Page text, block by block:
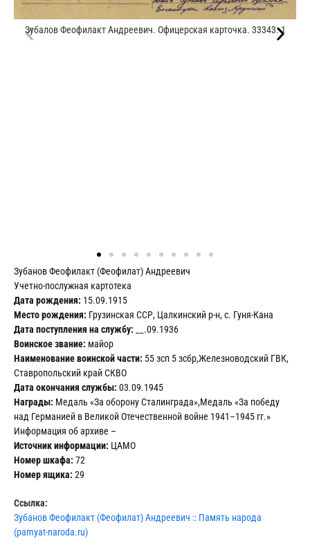
Зубалов Феофилакт Андреевич. Офицерская карточка. 33343. 1
Зубанов Феофилакт (Феофилат) Андреевич
Учетно-послужная картотека
Дата рождения: 15.09.1915
Место рождения: Грузинская ССР, Цалкинский р-н, с. Гуня-Кана
Дата поступления на службу: __.09.1936
Воинское звание: майор
Наименование воинской части: 55 зсп 5 зсбр,Железноводский ГВК,
Ставропольский край СКВО
Дата окончания службы: 03.09.1945
Награды: Медаль «За оборону Сталинграда»,Медаль «За победу
над Германией в Великой Отечественной войне 1941–1945 гг.»
Информация об архиве –
Источник информации: ЦАМО
Номер шкафа: 72
Номер ящика: 29
Ссылка:
Зубанов Феофилакт (Феофилат) Андреевич :: Память народа
(pamyat-naroda.ru)